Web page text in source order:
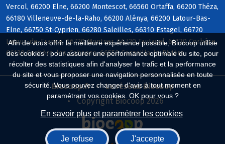
Afin de vous offrir la meilleure expérience possible, Biocoop utilise
des cookies : pour assurer une performance optimale du site, pour
récolter des statistiques afin d'analyser le trafic et la performance
du site et vous proposer une navigation personnalisée en toute
sécurité. Vous pouvez changer d'avis à tout moment en
paramétrant vos cookies. OK pour vous ?
En savoir plus et paramétrer les cookies
Je refuse J'accepte
Vercol, 66200 Elne, 66200 Montescot, 66560 Ortaffa, 66200 Théza,
66180 Villeneuve-de-la-Raho, 66200 Alénya, 66200 Latour-Bas-
Elne, 66750 St-Cyprien, 66280 Saleilles, 66310 Estagel, 66720
Latour-de-France, 66720 Montner, 66720 Tautavel, 66130 Corbère,
66130 Corbère-les-Cabanes, 66550 Corneilla-la-Rivière
Biocoop.fr
Le réseau Biocoop
Copyright Biocoop 2026